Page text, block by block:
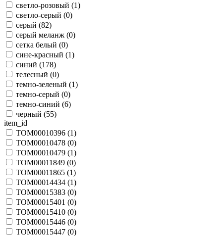
светло-розовый (1)
светло-серый (0)
серый (82)
серый меланж (0)
сетка белый (0)
сине-красный (1)
синий (178)
телесный (0)
темно-зеленый (1)
темно-серый (0)
темно-синий (6)
черный (55)
item_id
TOM00010396 (1)
TOM00010478 (0)
TOM00010479 (1)
TOM00011849 (0)
TOM00011865 (1)
TOM00014434 (1)
TOM00015383 (0)
TOM00015401 (0)
TOM00015410 (0)
TOM00015446 (0)
TOM00015447 (0)